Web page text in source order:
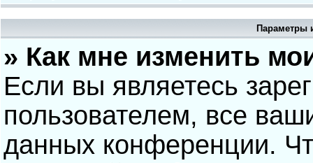
Параметры
» Как мне изменить
Если вы являетесь
пользователем, все
данных конференции.